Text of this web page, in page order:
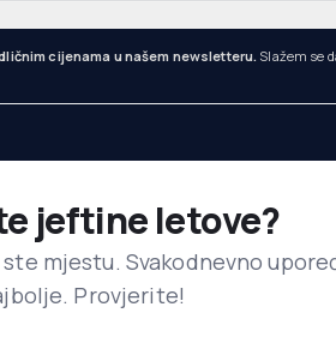
cijenama u našem newsletteru. Slažem se
jeftine letove?
ste mjestu. Svakodnevno
Provjerite!